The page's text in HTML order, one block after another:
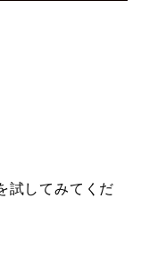
試してみてくだ